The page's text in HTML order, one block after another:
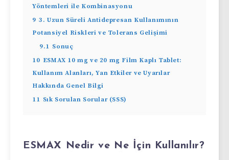
Yöntemleri ile Kombinasyonu
9 3. Uzun Süreli Antidepresan Kullanımının
Potansiyel Riskleri ve Tolerans Gelişimi
9.1 Sonuç
10 ESMAX 10 mg ve 20 mg Film Kaplı Tablet:
Kullanım Alanları, Yan Etkiler ve Uyarılar
Hakkında Genel Bilgi
11 Sık Sorulan Sorular (SSS)
ESMAX Nedir ve Ne İçin Kullanılır?